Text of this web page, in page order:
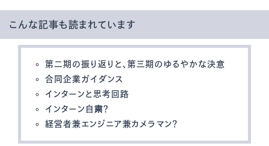
こんな記事も読まれています
第二期の振り返りと、第三期のゆるやかな決意
合同企業ガイダンス
インターンと思考回路
インターン自粛？
経営者兼エンジニア兼カメラマン？